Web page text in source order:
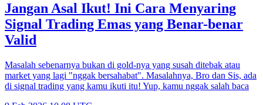
Jangan Asal Ikut! Ini Cara Menyaring
Signal Trading Emas yang Benar-benar
Valid
Masalah sebenarnya bukan di gold-nya yang susah ditebak atau
market yang lagi "nggak bersahabat". Masalahnya, Bro dan Sis, ada
di signal trading yang kamu ikuti itu! Yup, kamu nggak salah baca